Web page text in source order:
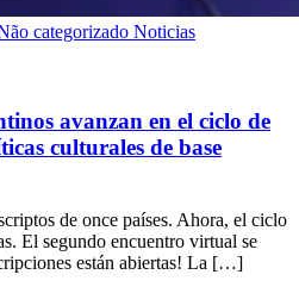
categorizado Noticias
avanzan en el ciclo de
culturales de base
de once países. Ahora, el ciclo
El segundo encuentro virtual se
están abiertas! La […]